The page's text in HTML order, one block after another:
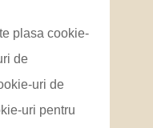
plasa cookie-
de
uri de
uri pentru